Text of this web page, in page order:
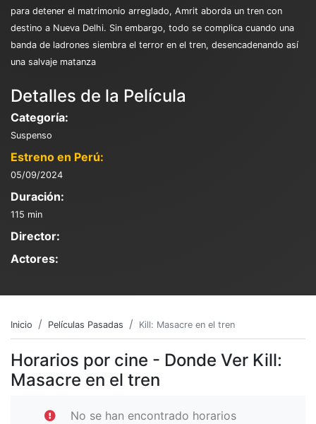
para detener el matrimonio arreglado, Amrit aborda un tren con
destino a Nueva Delhi. Sin embargo, todo se complica cuando una
banda de ladrones siembra el terror en el tren, desencadenando así
una salvaje matanza
Detalles de la Película
Categoría:
Suspenso
Estreno en Perú:
05/09/2024
Duración:
115 min
Director:
Actores:
Inicio Películas Pasadas Kill: Masacre en el tren
Horarios por cine - Donde Ver Kill:
Masacre en el tren
No se han encontrado horarios